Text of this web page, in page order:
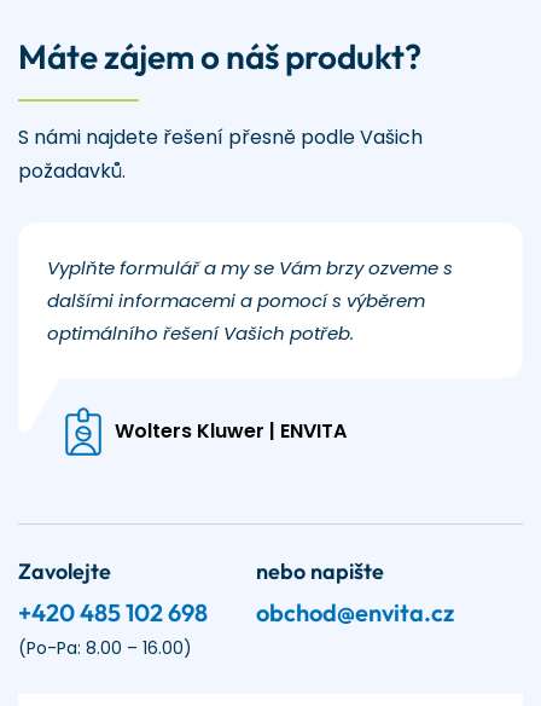
Máte zájem o náš produkt?
S námi najdete řešení přesně podle Vašich
požadavků.
Vyplňte formulář a my se Vám brzy ozveme s
dalšími informacemi a pomocí s výběrem
optimálního řešení Vašich potřeb.
Wolters Kluwer | ENVITA
Zavolejte
+420 485 102 698
(Po-Pa: 8.00 – 16.00)
nebo napište
obchod@envita.cz